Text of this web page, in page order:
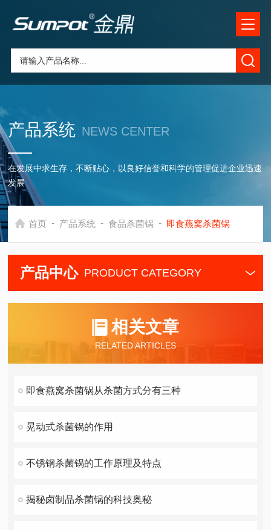
产品系统 NEWS CENTER
在发展中求生存，不断贴心，以良好信誉和科学的管理促进企业迅速
发展
首页 - 产品系统 - 食品杀菌锅 - 即食燕窝杀菌锅
产品中心 PRODUCT CATEGORY
相关文章
RELATED ARTICLES
即食燕窝杀菌锅从杀菌方式分有三种
晃动式杀菌锅的作用
不锈钢杀菌锅的工作原理及特点
揭秘卤制品杀菌锅的科技奥秘